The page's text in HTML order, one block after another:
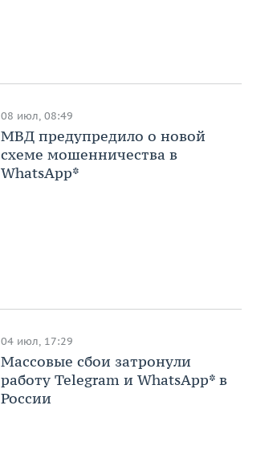
08 июл, 08:49
МВД предупредило о новой
схеме мошенничества в
WhatsApp*
04 июл, 17:29
Массовые сбои затронули
работу Telegram и WhatsApp* в
России